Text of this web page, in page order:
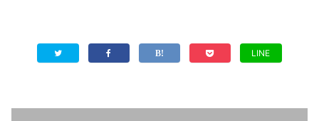
LINE